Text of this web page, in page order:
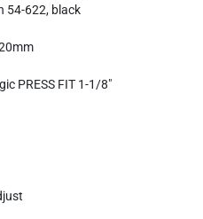
54-622, black
PRESS FIT 1-1/8"